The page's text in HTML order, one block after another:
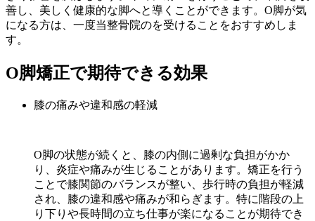
善し、美しく健康的な脚へと導くことができます。O脚が気
になる方は、一度当整骨院のを受けることをおすすめしま
す。
O脚矯正で期待できる効果
膝の痛みや違和感の軽減
O脚の状態が続くと、膝の内側に過剰な負担がかか
り、炎症や痛みが生じることがあります。矯正を行う
ことで膝関節のバランスが整い、歩行時の負担が軽減
され、膝の違和感や痛みが和らぎます。特に階段の上
り下りや長時間の立ち仕事が楽になることが期待でき